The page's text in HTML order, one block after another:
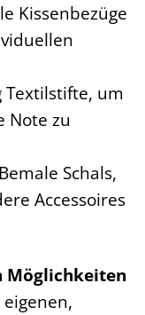
Kissenbezüge
Textilstifte, um
Note zu
Bemale Schals,
Accessoires
Möglichkeiten